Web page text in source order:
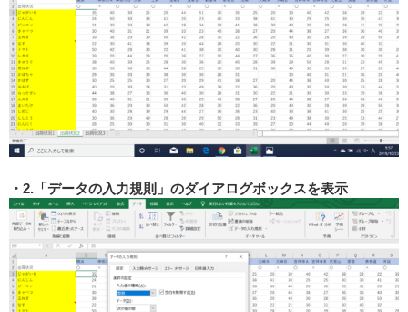
2.「データの入力規則」のダイアログボックスを表示